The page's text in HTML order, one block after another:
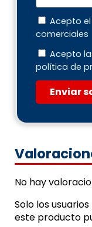
Acepto
comerciales
Acepto
política de
Enviar
No hay
Solo los
este producto